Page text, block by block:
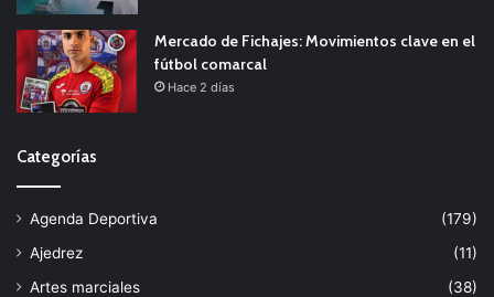
Mercado de Fichajes: Movimientos clave en el
fútbol comarcal
Hace 2 días
Categorías
Agenda Deportiva
(179)
Ajedrez
(11)
Artes marciales
(38)